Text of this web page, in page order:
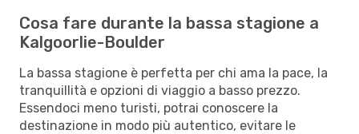
Cosa fare durante la bassa stagione a
Kalgoorlie-Boulder
La bassa stagione è perfetta per chi ama la pace, la
tranquillità e opzioni di viaggio a basso prezzo.
Essendoci meno turisti, potrai conoscere la
destinazione in modo più autentico, evitare le